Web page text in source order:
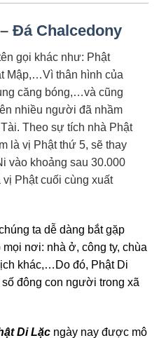
Đá Chalcedony
gọi khác như: Phật
Mập,…Vì thân hình của
căng bóng,…và cũng
nhiều người đã nhầm
Tài. Theo sự tích nhà Phật
là vị Phật thứ 5, sẽ thay
vào khoảng sau 30.000
Phật cuối cùng xuất
ta dễ dàng bắt gặp
nơi: nhà ở, công ty, chùa
khác,…Do đó, Phật Di
đông con người trong xã
Di Lặc ngày nay được mô